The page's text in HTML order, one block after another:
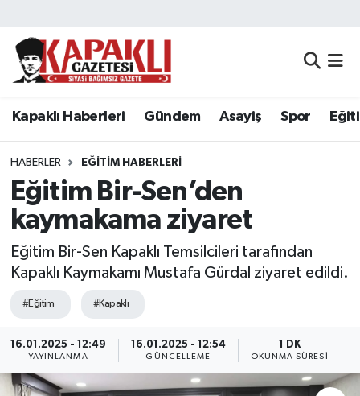
Kapaklı Haberleri Gündem Asayiş Spor
HABERLER EĞITIM HABERLERI
Eğitim Bir-Sen’den
kaymakama ziyaret
Eğitim Bir-Sen Kapaklı Temsilcileri tarafından
Kapaklı Kaymakamı Mustafa Gürdal ziyaret edildi.
#Eğitim #Kapaklı
16.01.2025 - 12:49
YAYINLANMA
16.01.2025 - 12:54
GÜNCELLEME
1 DK
OKUNMA SÜRESI
Kapaklı Haberleri
Asayiş
Spor
Eğitim
Siyaset
Resmi Reklamlar
Tekirdağ
Ekonomi
Tekirdağ Nöbetçi Eczaneler
Tekirdağ Namaz Vakitleri
Tekirdağ Trafik Yoğunluk Haritası
Süper Lig Puan Durumu ve Fikstür
Tüm Manşetler
Son Dakika Haberleri
Haber Arşivi